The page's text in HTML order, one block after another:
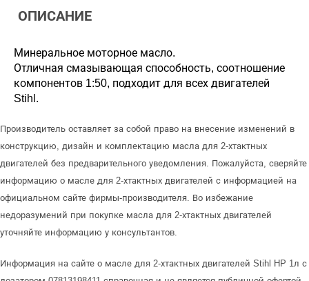
ОПИСАНИЕ
Минеральное моторное масло.
Отличная смазывающая способность, соотношение
компонентов 1:50, подходит для всех двигателей
Stihl.
Производитель оставляет за собой право на внесение изменений в
конструкцию, дизайн и комплектацию масла для 2-хтактных
двигателей без предварительного уведомления. Пожалуйста, сверяйте
информацию о масле для 2-хтактных двигателей с информацией на
официальном сайте фирмы-производителя. Во избежание
недоразумений при покупке масла для 2-хтактных двигателей
уточняйте информацию у консультантов.
Информация на сайте о масле для 2-хтактных двигателей Stihl HP 1л с